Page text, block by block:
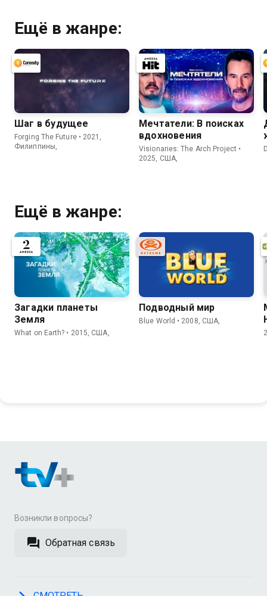
Ещё в жанре:
Шаг в будущее
Forging The Future • 2021,
Филиппины,
Мечтатели: В поисках
вдохновения
Visionaries: The Arch Project •
2025, США,
Ещё в жанре:
Загадки планеты
Земля
What on Earth? • 2015, США,
Подводный мир
Blue World • 2008, США,
Возникли вопросы?
Обратная связь